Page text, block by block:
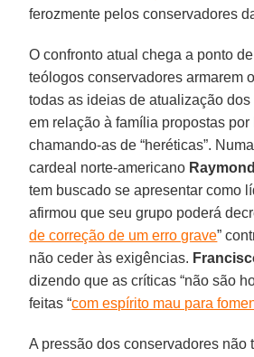
ferozmente pelos conservadores
O confronto atual chega a ponto
teólogos conservadores armarem
todas as ideias de atualização
em relação à família propostas por
chamando-as de “heréticas”.
cardeal norte-americano
tem buscado se apresentar como
afirmou que seu grupo poderá
de correção de um erro grave”
não ceder às exigências.
dizendo que as críticas “não são
feitas “com espírito mau para
A pressão dos conservadores não